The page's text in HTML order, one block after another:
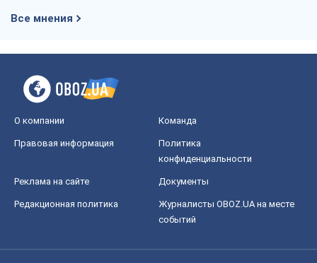
Все мнения
О компании Команда
Правовая информация
Политика
конфиденциальности
Реклама на сайте Документы
Редакционная политика
Журналисты OBOZ.UA на месте
событий